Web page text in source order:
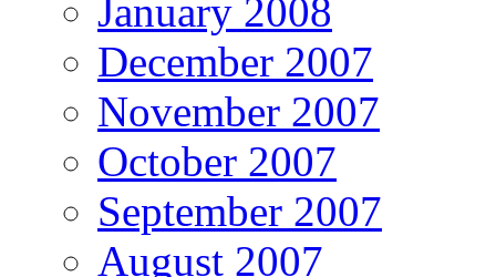
January 2008
December 2007
November 2007
October 2007
September 2007
August 2007